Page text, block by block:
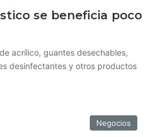
se beneficia poco
acrílico, guantes desechables,
desinfectantes y otros productos
Negocios